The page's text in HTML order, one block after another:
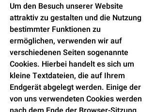
Um den Besuch unserer Website
attraktiv zu gestalten und die Nutzung
bestimmter Funktionen zu
ermöglichen, verwenden wir auf
verschiedenen Seiten sogenannte
Cookies. Hierbei handelt es sich um
kleine Textdateien, die auf Ihrem
Endgerät abgelegt werden. Einige der
von uns verwendeten Cookies werden